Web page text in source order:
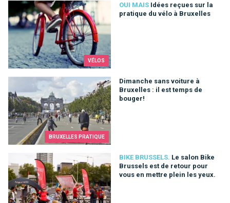
VÉLOS
OUI MAIS Idées reçues sur la
pratique du vélo à Bruxelles
Idées reçues sur la pratique du vélo à Bruxelles
BRUXELLES PRATIQUE
Dimanche sans voiture à
Bruxelles : il est temps de
bouger!
Dimanche sans voiture à Bruxelles : il est temps de bouger!
BIKE BRUSSELS. Le salon Bike
Brussels est de retour pour
vous en mettre plein les yeux.
Le salon Bike Brussels est de retour pour vous en mettre